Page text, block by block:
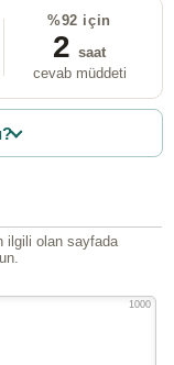
%92 için
2 saat
cevab müddeti
ilgili olan sayfada
1000